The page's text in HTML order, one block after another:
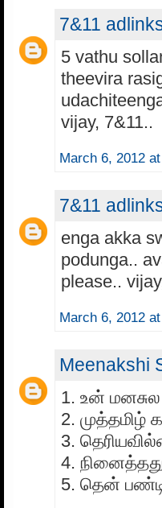
7&11
5 vathu
theevira
vijay, 7&11..
March 6, 2012
7&11
enga akka
podunga..
please..
March 6, 2012
Meenakshi
1. உன் மனசுல
2. முத்தமிழ்
3.
4.
5. தென்